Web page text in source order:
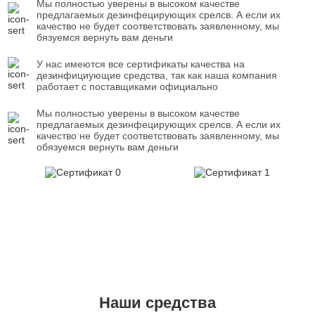
Мы полностью уверены в высоком качестве
предлагаемых дезинфецирующих срелсв. А если их
качество не будет соответствовать заявленному, мы
бязуемся вернуть вам деньги
У нас имеются все сертификаты качества на
дезинфициующие средства, так как наша компания
работает с поставщиками официально
Мы полностью уверены в высоком качестве
предлагаемых дезинфецирующих срелсв. А если их
качество не будет соответствовать заявленному, мы
обязуемся вернуть вам деньги
Наши средства